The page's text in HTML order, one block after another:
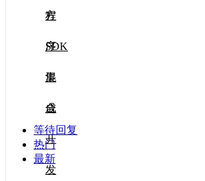
方
SDK
集
成
程
序
混
合
开
发
等待回复
热门
最新